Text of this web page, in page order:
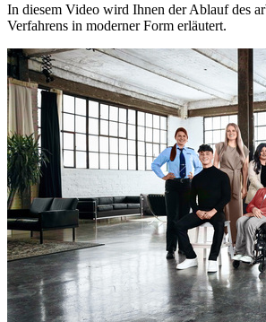
In diesem Video wird Ihnen der Ablauf des
Verfahrens in moderner Form erläutert.